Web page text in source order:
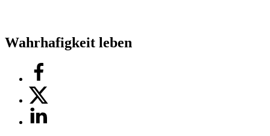
Wahrhafigkeit leben